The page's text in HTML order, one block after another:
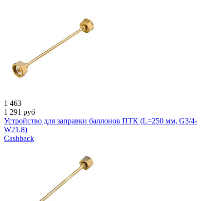
1 463
1 291 руб
Устройство для заправки баллонов ПТК (L=250 мм, G3/4-
W21.8)
Cashback